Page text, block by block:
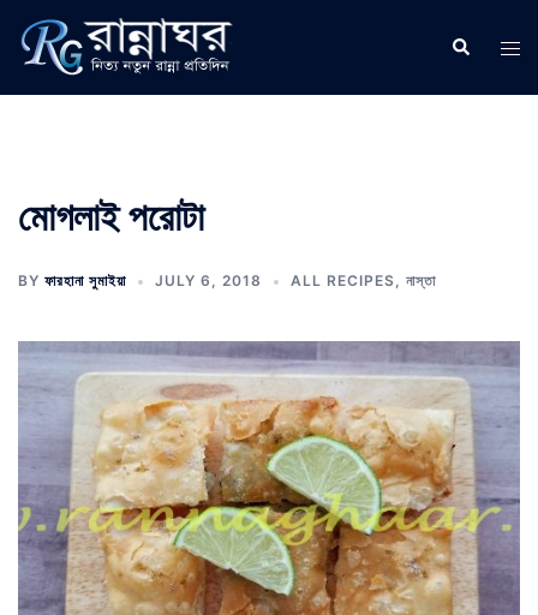
content
Search
মোগলাই পরোটা
BY ফারহানা সুমাইয়া JULY 6, 2018 ALL RECIPES, নাস্তা